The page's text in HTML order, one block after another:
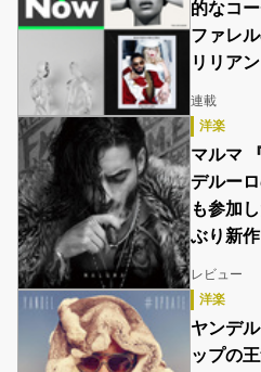
的なコ
ファレ
リリア
連載
洋楽
マルマ
デルー
も参加
ぶり新作
レビュー
洋楽
ヤンデ
ップの